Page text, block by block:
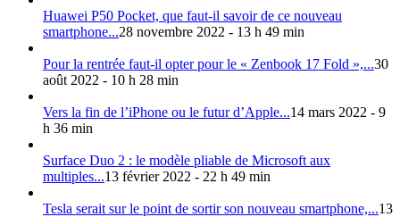
Huawei P50 Pocket, que faut-il savoir de ce nouveau
smartphone...28 novembre 2022 - 13 h 49 min
Pour la rentrée faut-il opter pour le « Zenbook 17 Fold »,...30
août 2022 - 10 h 28 min
Vers la fin de l’iPhone ou le futur d’Apple...14 mars 2022 - 9
h 36 min
Surface Duo 2 : le modèle pliable de Microsoft aux
multiples...13 février 2022 - 22 h 49 min
Tesla serait sur le point de sortir son nouveau smartphone,...13